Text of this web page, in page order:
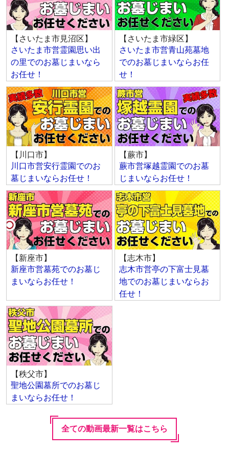
【さいたま市見沼区】
さいたま市営霊園思い出
の里でのお墓じまいなら
お任せ！
【さいたま市緑区】
さいたま市営青山苑墓地
でのお墓じまいならお任
せ！
【川口市】
川口市営安行霊園でのお
墓じまいならお任せ！
【蕨市】
蕨市営塚越霊園でのお墓
じまいならお任せ！
【新座市】
新座市営墓苑でのお墓じ
まいならお任せ！
【志木市】
志木市営亭の下富士見墓
地でのお墓じまいならお
任せ！
【秩父市】
聖地公園墓所でのお墓じ
まいならお任せ！
全ての動画最新一覧はこちら